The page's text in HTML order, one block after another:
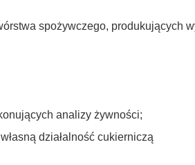
spożywczego, produkujących
analizy żywności;
działalność cukierniczą